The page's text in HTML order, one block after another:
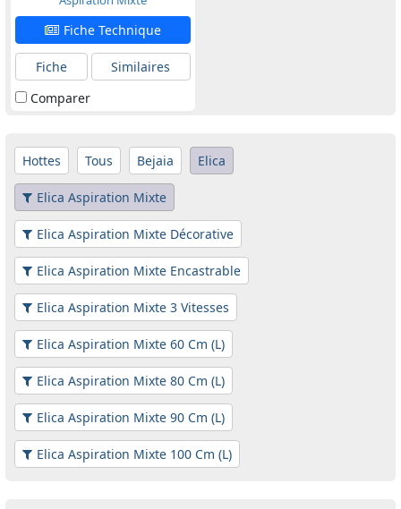
Fiche Technique
Fiche
Similaires
Comparer
Hottes Tous Bejaia Elica
Elica Aspiration Mixte
Elica Aspiration Mixte Décorative
Elica Aspiration Mixte Encastrable
Elica Aspiration Mixte 3 Vitesses
Elica Aspiration Mixte 60 Cm (L)
Elica Aspiration Mixte 80 Cm (L)
Elica Aspiration Mixte 90 Cm (L)
Elica Aspiration Mixte 100 Cm (L)